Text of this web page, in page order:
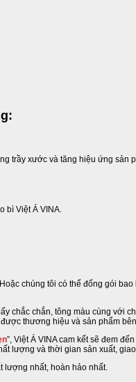
trầy xước và tăng hiệu ứng sản
bì Việt Á VINA.
chúng tôi có thể đống gói
chắc chắn, tông màu cùng với
thương hiệu và sản phẩm
”, Việt Á VINA cam kết sẽ đem
lượng và thời gian sản xuất,
lượng nhất, hoàn hảo nhất.